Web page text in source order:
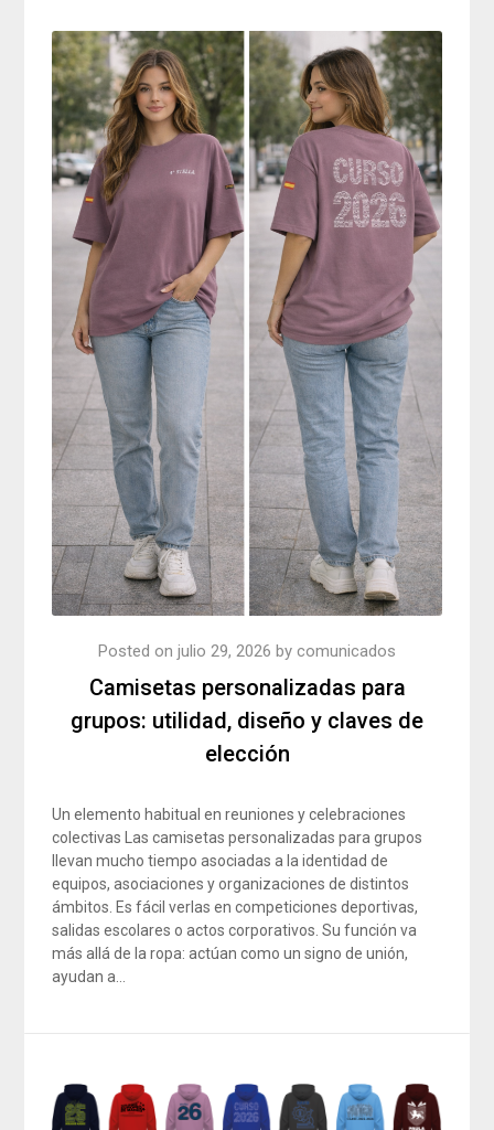
Camisetas personalizadas para
grupos: utilidad, diseño y claves de
elección
Posted on julio 29, 2026 by comunicados
Un elemento habitual en reuniones y celebraciones
colectivas Las camisetas personalizadas para grupos
llevan mucho tiempo asociadas a la identidad de
equipos, asociaciones y organizaciones de distintos
ámbitos. Es fácil verlas en competiciones deportivas,
salidas escolares o actos corporativos. Su función va
más allá de la ropa: actúan como un signo de unión,
ayudan a…